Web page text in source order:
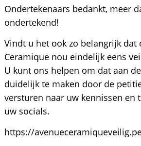
Ondertekenaars bedankt, meer
ondertekend!
Vindt u het ook zo belangrijk dat
Ceramique nou eindelijk eens
U kunt ons helpen om dat aan
duidelijk te maken door de
versturen naar uw kennissen en
uw socials.
https://